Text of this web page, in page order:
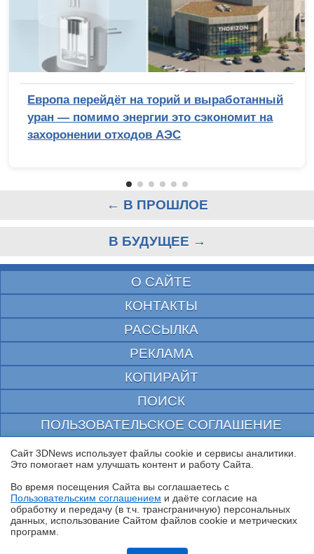
Обзор видеокарты Acer Nitro Intel Arc B570 OC
Европа перейдёт на торий и выработанный
уран — помимо энергии это сэкономит на
захоронении отходов АЭС
← В ПРОШЛОЕ
В БУДУЩЕЕ →
О САЙТЕ
КОНТАКТЫ
РАССЫЛКА
РЕКЛАМА
КОПИРАЙТ
ПОИСК
ПОЛЬЗОВАТЕЛЬСКОЕ СОГЛАШЕНИЕ
ЗАЩИЩЕНО CURATOR
© 1997—2026 Электронное периодическое издание "3ДНьюс" | Свидетельство о
выдано Федеральной Службой по надзору за соблюдением законодательства в сфере
массовых коммуникаций и охране культурного наследия
При цитировании документа ссылка на сайт с указанием автора обязательна. Полное
заимствование документа является нарушением
российского и международного законодательства и возможно только с согласия
Сайт 3DNews использует файлы cookie и сервисы аналитики.
Это помогает нам улучшать контент и работу Cайта.
Во время посещения Cайта вы соглашаетесь с
Пользовательским соглашением и даёте согласие на
обработку и передачу (в т.ч. трансграничную) персональных
данных, использование Cайтом файлов cookie и метрических
программ.